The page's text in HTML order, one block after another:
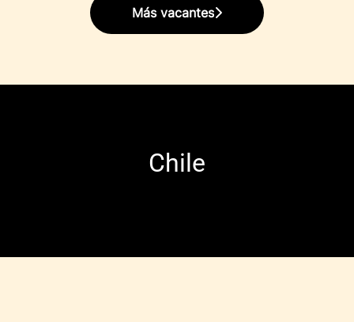
Más vacantes
Chile